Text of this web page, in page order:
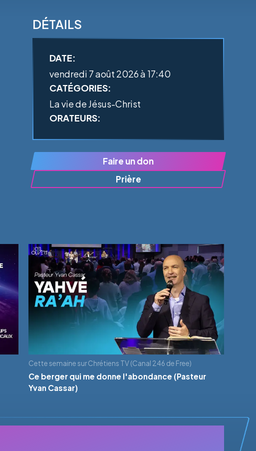
DÉTAILS
DATE:
vendredi 7 août 2026 à 17:40
CATÉGORIES:
La vie de Jésus-Christ
ORATEURS:
Faire un don
Prière
Cette semaine sur Chrétiens TV (Canal 246 de Free)
Ce berger qui me donne l'abondance (Pasteur
Yvan Cassar)